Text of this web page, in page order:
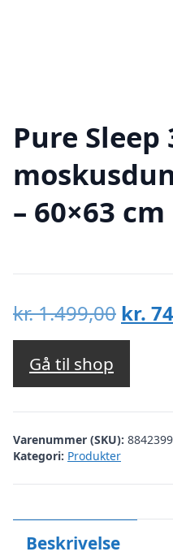
Pure
– 60×63 cm
kr.1.499,00 Den
var:
kr.
kr.
Gå til shop
Varenummer (SKU):
Kategori: Produkter
Beskrivelse